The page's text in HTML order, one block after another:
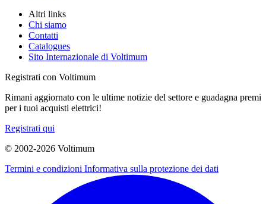
Altri links
Chi siamo
Contatti
Catalogues
Sito Internazionale di Voltimum
Registrati con Voltimum
Rimani aggiornato con le ultime notizie del settore e guadagna premi
per i tuoi acquisti elettrici!
Registrati qui
© 2002-2026 Voltimum
Termini e condizioni Informativa sulla protezione dei dati